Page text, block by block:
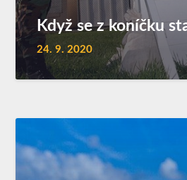
Když se z koníčku
24. 9. 2020